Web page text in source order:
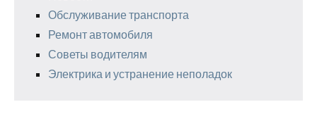
Обслуживание транспорта
Ремонт автомобиля
Советы водителям
Электрика и устранение неполадок